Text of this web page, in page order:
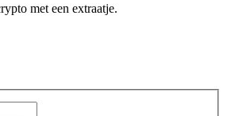
met een extraatje.